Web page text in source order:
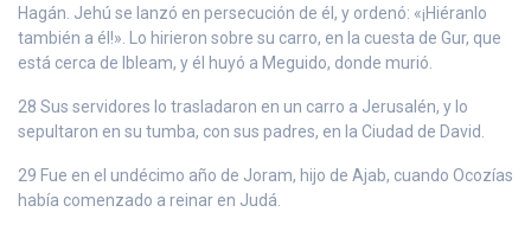
Hagán. Jehú se lanzó en persecución de él, y ordenó: «¡Hiéranlo
también a él!». Lo hirieron sobre su carro, en la cuesta de Gur, que
está cerca de Ibleam, y él huyó a Meguido, donde murió.
28 Sus servidores lo trasladaron en un carro a Jerusalén, y lo
sepultaron en su tumba, con sus padres, en la Ciudad de David.
29 Fue en el undécimo año de Joram, hijo de Ajab, cuando Ocozías
había comenzado a reinar en Judá.